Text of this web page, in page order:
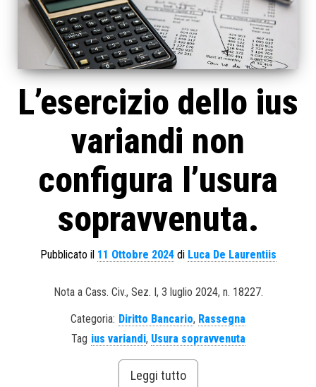
L’esercizio dello ius
variandi non
configura l’usura
sopravvenuta.
Pubblicato il 11 Ottobre 2024di Luca De Laurentiis
Nota a Cass. Civ., Sez. I, 3 luglio 2024, n. 18227.
Categoria: Diritto Bancario, Rassegna
Tag ius variandi, Usura sopravvenuta
Leggi tutto